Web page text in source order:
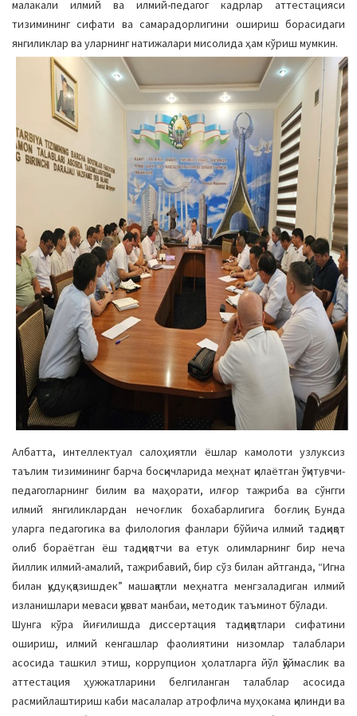
малакали илмий ва илмий-педагог кадрлар аттестацияси
тизимининг сифати ва самарадорлигини ошириш борасидаги
янгиликлар ва уларнинг натижалари мисолида ҳам кўриш мумкин.
Албатта, интеллектуал салоҳиятли ёшлар камолоти узлуксиз
таълим тизимининг барча босқичларида меҳнат қилаётган ўқитувчи-
педагогларнинг билим ва маҳорати, илғор тажриба ва сўнгги
илмий янгиликлардан нечоғлик бохабарлигига боғлиқ. Бунда
уларга педагогика ва филология фанлари бўйича илмий тадқиқот
олиб бораётган ёш тадқиқотчи ва етук олимларнинг бир неча
йиллик илмий-амалий, тажрибавий, бир сўз билан айтганда, “Игна
билан қудуқ қазишдек” машаққатли меҳнатга менгзаладиган илмий
изланишлари меваси қувват манбаи, методик таъминот бўлади.
Шунга кўра йиғилишда диссертация тадқиқотлари сифатини
ошириш, илмий кенгашлар фаолиятини низомлар талаблари
асосида ташкил этиш, коррупцион ҳолатларга йўл қўймаслик ва
аттестация ҳужжатларини белгиланган талаблар асосида
расмийлаштириш каби масалалар атрофлича муҳокама қилинди ва